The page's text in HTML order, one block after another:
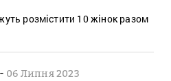
розмістити 10 жінок разом
- 06 Липня 2023